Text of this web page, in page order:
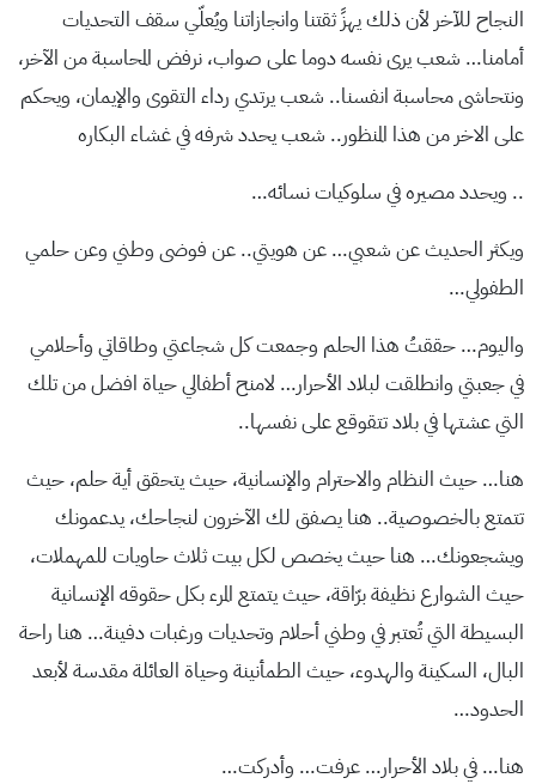
النجاح للآخر لأن ذلك يهزً ثقتنا وانجازاتنا ويُعلّي سقف التحديات
أمامنا… شعب يرى نفسه دوما على صواب، نرفض المحاسبة من الآخر،
ونتحاشى محاسبة انفسنا.. شعب يرتدي رداء التقوى والإيمان، ويحكم
على الاخر من هذا المنظور.. شعب يحدد شرفه في غشاء البكاره
.. ويحدد مصيره في سلوكيات نسائه…
ويكثر الحديث عن شعبي… عن هويتي.. عن فوضى وطني وعن حلمي
الطفولي…
واليوم… حققتُ هذا الحلم وجمعت كل شجاعتي وطاقاتي وأحلامي
في جعبتي وانطلقت لبلاد الأحرار… لامنح أطفالي حياة افضل من تلك
التي عشتها في بلاد تتقوقع على نفسها..
هنا… حيث النظام والاحترام والإنسانية، حيث يتحقق أية حلم، حيث
تتمتع بالخصوصية.. هنا يصفق لك الآخرون لنجاحك، يدعمونك
ويشجعونك… هنا حيث يخصص لكل بيت ثلاث حاويات للمهملات،
حيث الشوارع نظيفة برّاقة، حيث يتمتع المرء بكل حقوقه الإنسانية
البسيطة التي تُعتبر في وطني أحلام وتحديات ورغبات دفينة… هنا راحة
البال، السكينة والهدوء، حيث الطمأنينة وحياة العائلة مقدسة لأبعد
الحدود…
هنا… في بلاد الأحرار… عرفت… وأدركت…